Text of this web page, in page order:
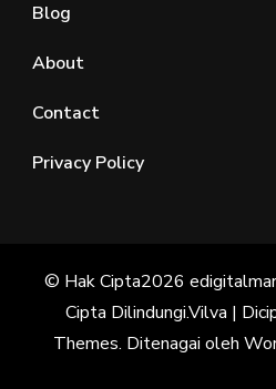
Blog
About
Contact
Privacy Policy
© Hak Cipta2026
Cipta Dilindungi.Vilva |
Themes. Ditenagai oleh